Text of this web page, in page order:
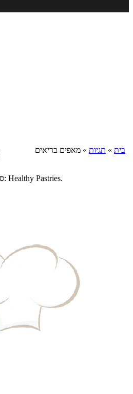
בית » תגיות » מאפים בריאים
סה"כ 60 מתכונים, שם באנגלית: Healthy Pastries.